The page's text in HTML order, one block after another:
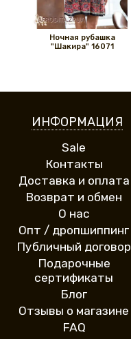
Ночная рубашка
"Шакира" 16071
ИНФОРМАЦИЯ
Sale
Контакты
Доставка и оплата
Возврат и обмен
О нас
Опт / дропшиппинг
Публичный договор
Подарочные
сертификаты
Блог
Отзывы о магазине
FAQ